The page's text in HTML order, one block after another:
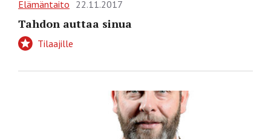
Elämäntaito 22.11.2017
Tahdon auttaa sinua
Tilaajille